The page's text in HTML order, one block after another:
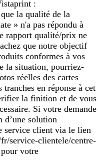
:
la qualité de la
» n'a pas répondu à
rapport qualité/prix ne
que notre objectif
conformes à vos
la situation, pourriez-
réelles des cartes
en réponse à cet
la finition et de vous
Si votre demande
d’une solution
service client via le lien
service-clientele/centre-
votre